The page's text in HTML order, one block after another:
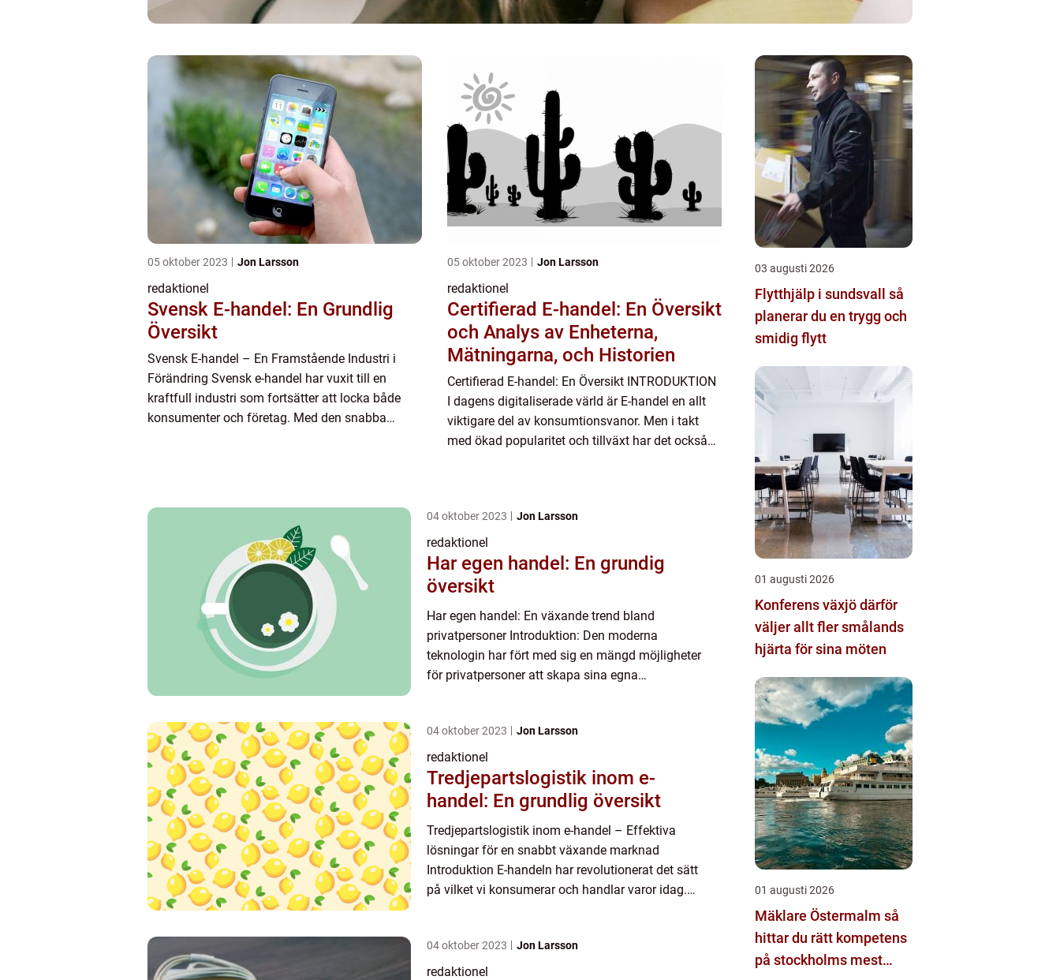
05 oktober 2023 Jon Larsson
redaktionel
Svensk E-handel: En Grundlig
Översikt
Svensk E-handel – En Framstående Industri i
Förändring Svensk e-handel har vuxit till en
kraftfull industri som fortsätter att locka både
konsumenter och företag. Med den snabba
05 oktober 2023 Jon Larsson
redaktionel
Certifierad E-handel: En Översikt
och Analys av Enheterna,
Mätningarna, och Historien
Certifierad E-handel: En Översikt INTRODUKTION
I dagens digitaliserade värld är E-handel en allt
viktigare del av konsumtionsvanor. Men i takt
med ökad popularitet och tillväxt har det också
04 oktober 2023 Jon Larsson
redaktionel
Har egen handel: En grundig
översikt
Har egen handel: En växande trend bland
privatpersoner Introduktion: Den moderna
teknologin har fört med sig en mängd möjligheter
för privatpersoner att skapa sina egna
04 oktober 2023 Jon Larsson
redaktionel
Tredjepartslogistik inom e-
handel: En grundlig översikt
Tredjepartslogistik inom e-handel – Effektiva
lösningar för en snabbt växande marknad
Introduktion E-handeln har revolutionerat det sätt
på vilket vi konsumerar och handlar varor idag.
04 oktober 2023 Jon Larsson
redaktionel
03 augusti 2026
Flytthjälp i sundsvall så
planerar du en trygg och
smidig flytt
01 augusti 2026
Konferens växjö därför
väljer allt fler smålands
hjärta för sina möten
01 augusti 2026
Mäklare Östermalm så
hittar du rätt kompetens
på stockholms mest